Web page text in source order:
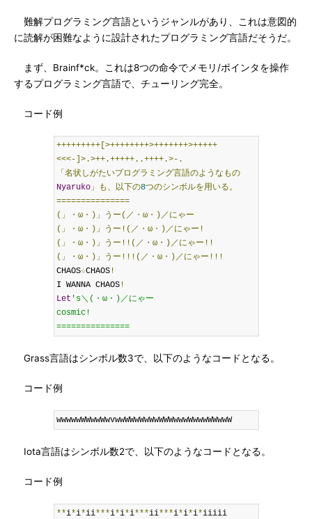
難解プログラミング言語というジャンルがあり、これは意図的
に読解が困難なように設計されたプログラミング言語だそうだ。
まず、Brainf*ck。これは8つの命令でメモリ/ポインタを操作
するプログラミング言語で、チューリング完全。
コード例
+++++++++[>++++++++>+++++++>+++++
<<<-]>.>++.+++++..++++.>-.
「名状しがたいプログラミング言語のようなもの
Nyaruko」も、以下の8つのシンボルを用いる。
===============
(」・ω・)」うー(／・ω・)／にゃー
(」・ω・)」うー!(／・ω・)／にゃー!
(」・ω・)」うー!!(／・ω・)／にゃー!!
(」・ω・)」うー!!!(／・ω・)／にゃー!!!
CHAOS☆CHAOS!
I WANNA CHAOS!
Let 's＼(・ω・)／にゃー
cosmic!
===============
Grass言語はシンボル数3で、以下のようなコードとなる。
コード例
wwwwwWWwwWwvwwWWwWwWwWWWwwwWwwwWWwwW
Iota言語はシンボル数2で、以下のようなコードとなる。
コード例
**i*i*ii***i*i*i***ii***i*i*i*iiiii